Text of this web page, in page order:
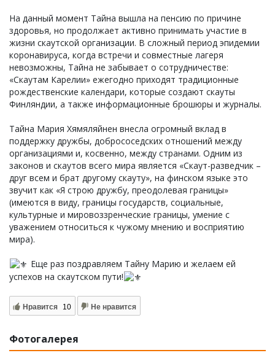
На данный момент Тайна вышла на пенсию по причине
здоровья, но продолжает активно принимать участие в
жизни скаутской организации. В сложный период эпидемии
коронавируса, когда встречи и совместные лагеря
невозможны, Тайна не забывает о сотрудничестве:
«Скаутам Карелии» ежегодно приходят традиционные
рождественские календари, которые создают скауты
Финляндии, а также информационные брошюры и журналы.
Тайна Мария Хямяляйнен внесла огромный вклад в
поддержку дружбы, добрососедских отношений между
организациями и, косвенно, между странами. Одним из
законов и скаутов всего мира является «Скаут-разведчик –
друг всем и брат другому скауту», на финском языке это
звучит как «Я строю дружбу, преодолевая границы»
(имеются в виду, границы государств, социальные,
культурные и мировоззренческие границы, умение с
уважением относиться к чужому мнению и восприятию
мира).
Еще раз поздравляем Тайну Марию и желаем ей
успехов на скаутском пути!
Нравится 10 Не нравится
Фотогалерея